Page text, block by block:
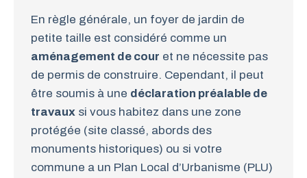
En règle générale, un foyer de jardin de
petite taille est considéré comme un
aménagement de cour et ne nécessite pas
de permis de construire. Cependant, il peut
être soumis à une déclaration préalable de
travaux si vous habitez dans une zone
protégée (site classé, abords des
monuments historiques) ou si votre
commune a un Plan Local d’Urbanisme (PLU)